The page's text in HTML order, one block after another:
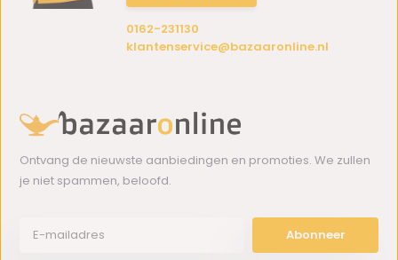
0162-231130
klantenservice@bazaaronline.nl
Ontvang de nieuwste aanbiedingen en promoties. We zullen
je niet spammen, beloofd.
Abonneer